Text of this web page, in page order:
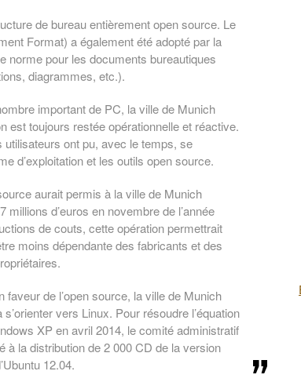
de bureau entièrement open source. Le
Format) a également été adopté par la
norme pour les documents bureautiques
diagrammes, etc.).
important de PC, la ville de Munich
est toujours restée opérationnelle et réactive.
ont pu, avec le temps, se
d’exploitation et les outils open source.
aurait permis à la ville de Munich
millions d’euros en novembre de l’année
de couts, cette opération permettrait
moins dépendante des fabricants et des
faveur de l’open source, la ville de Munich
vers Linux. Pour résoudre l’équation
XP en avril 2014, le comité administratif
à la distribution de 2 000 CD de la version
12.04.